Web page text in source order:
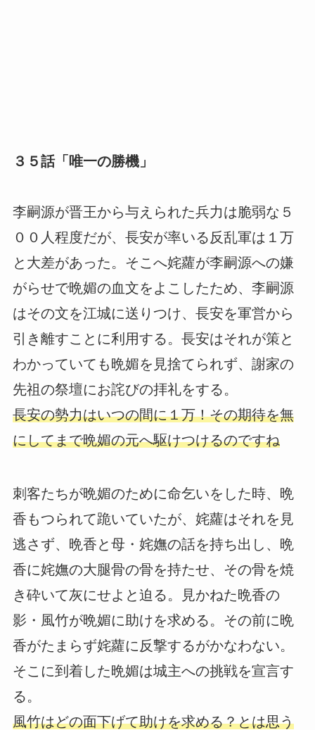
３５話「唯一の勝機」
李嗣源が晋王から与えられた兵力は脆弱な５
００人程度だが、長安が率いる反乱軍は１万
と大差があった。そこへ姹蘿が李嗣源への嫌
がらせで晩媚の血文をよこしたため、李嗣源
はその文を江城に送りつけ、長安を軍営から
引き離すことに利用する。長安はそれが策と
わかっていても晩媚を見捨てられず、謝家の
先祖の祭壇にお詫びの拝礼をする。
長安の勢力はいつの間に１万！その期待を無
にしてまで晩媚の元へ駆けつけるのですね
刺客たちが晩媚のために命乞いをした時、晩
香もつられて跪いていたが、姹蘿はそれを見
逃さず、晩香と母・姹嫵の話を持ち出し、晩
香に姹嫵の大腿骨の骨を持たせ、その骨を焼
き砕いて灰にせよと迫る。見かねた晩香の
影・風竹が晩媚に助けを求める。その前に晩
香がたまらず姹蘿に反撃するがかなわない。
そこに到着した晩媚は城主への挑戦を宣言す
る。
風竹はどの面下げて助けを求める？とは思う